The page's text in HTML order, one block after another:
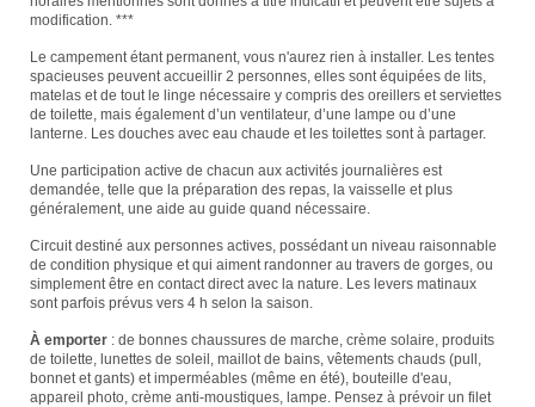
modification. ***
Le campement étant permanent, vous n'aurez rien à installer. Les tentes
spacieuses peuvent accueillir 2 personnes, elles sont équipées de lits,
matelas et de tout le linge nécessaire y compris des oreillers et serviettes
de toilette, mais également d’un ventilateur, d’une lampe ou d’une
lanterne. Les douches avec eau chaude et les toilettes sont à partager.
Une participation active de chacun aux activités journalières est
demandée, telle que la préparation des repas, la vaisselle et plus
généralement, une aide au guide quand nécessaire.
Circuit destiné aux personnes actives, possédant un niveau raisonnable
de condition physique et qui aiment randonner au travers de gorges, ou
simplement être en contact direct avec la nature. Les levers matinaux
sont parfois prévus vers 4 h selon la saison.
À emporter : de bonnes chaussures de marche, crème solaire, produits
de toilette, lunettes de soleil, maillot de bains, vêtements chauds (pull,
bonnet et gants) et imperméables (même en été), bouteille d'eau,
appareil photo, crème anti-moustiques, lampe. Pensez à prévoir un filet